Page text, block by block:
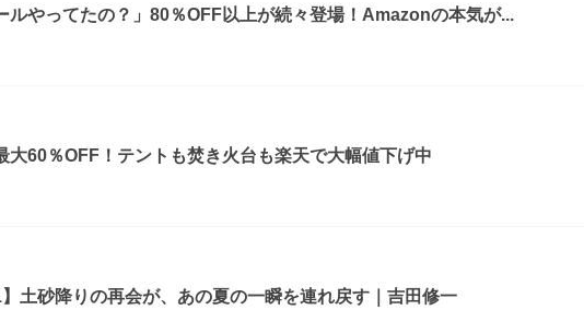
ルやってたの？」80％OFF以上が続々登場！Amazonの本気が...
大60％OFF！テントも焚き火台も楽天で大幅値下げ中
】土砂降りの再会が、あの夏の一瞬を連れ戻す｜吉田修一